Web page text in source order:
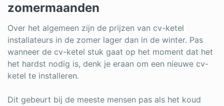
zomermaanden
Over het algemeen zijn de prijzen van cv-ketel
installateurs in de zomer lager dan in de winter. Pas
wanneer de cv-ketel stuk gaat op het moment dat het
het hardst nodig is, denk je eraan om een nieuwe cv-
ketel te installeren.
Dit gebeurt bij de meeste mensen pas als het koud